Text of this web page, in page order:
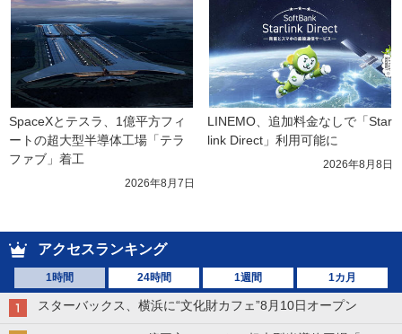
SpaceXとテスラ、1億平方フィ
ートの超大型半導体工場「テラ
ファブ」着工
2026年8月7日
LINEMO、追加料金なしで「Star
link Direct」利用可能に
2026年8月8日
アクセスランキング
1時間 24時間 1週間 1カ月
スターバックス、横浜に“文化財カフェ”8月10日オープン